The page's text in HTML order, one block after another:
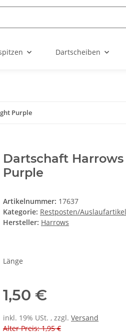
Dartscheiben
Purple
Dartschaft
Purple
Artikelnummer: 17637
Kategorie: Restposten/Auslaufartikel
Hersteller: Harrows
Länge
1,50 €
inkl. 19% USt. , zzgl. Versand
Alter Preis: 1,95 €